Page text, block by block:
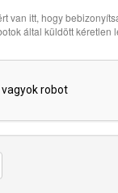
van itt, hogy
által küldött kéretlen